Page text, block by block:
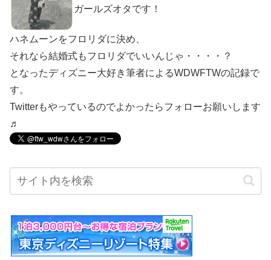
ガールズオタです！
ハネムーンをフロリダに決め、
それなら結婚式もフロリダでいいんじゃ・・・・？
となったディズニー大好き筆者によるWDWFTWの記録で
す。
Twitterもやっているのでよかったらフォローお願いします
♬